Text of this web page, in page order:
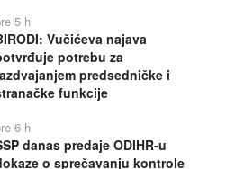
5 h
Vučićeva najava
potrebu za
predsedničke i
funkcije
6 h
danas predaje ODIHR-u
o sprečavanju kontrole